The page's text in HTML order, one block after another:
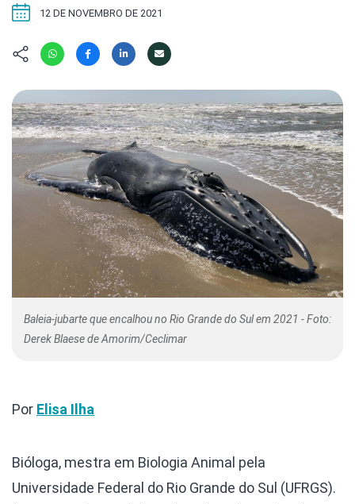
Kit
Photo
Políticas
Saúde,
Segunda
Túnel do
Universo
Missão
Cursos
12 DE NOVEMBRO DE 2021
Baleia-jubarte que encalhou no Rio Grande do Sul em 2021 - Foto:
Derek Blaese de Amorim/Ceclimar
Por Elisa Ilha
Bióloga, mestra em Biologia Animal pela
Universidade Federal do Rio Grande do Sul (UFRGS).